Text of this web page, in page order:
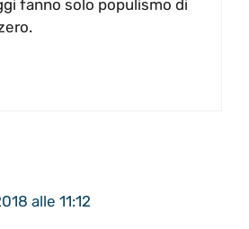
fanno solo populismo di
alle 11:12